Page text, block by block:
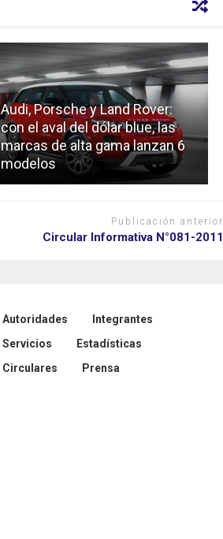
Audi, Porsche y Land Rover:
con el aval del dólar blue, las
marcas de alta gama lanzan 6
modelos
Publicación anterior
Circular Informativa N°081-2011
Autoridades
Integrantes
Servicios
Estadísticas
Circulares
Prensa